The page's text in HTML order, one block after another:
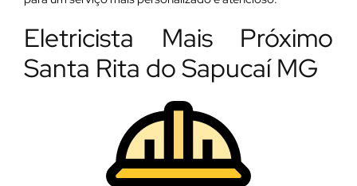
Eletricista Mais Próximo
Santa Rita do Sapucaí MG